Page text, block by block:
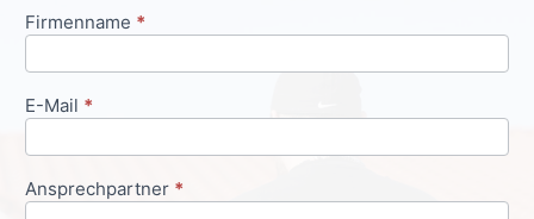
Anfrageformular
Firmenname *
E-Mail *
Ansprechpartner *